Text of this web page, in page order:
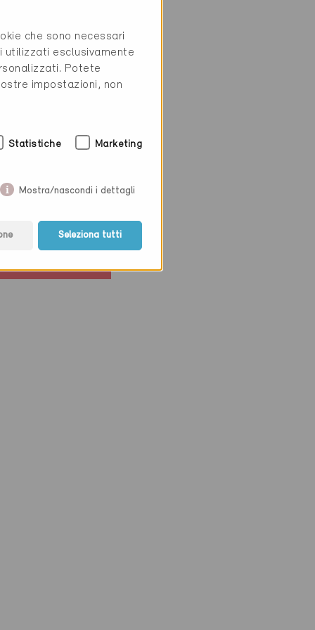
8304
sportivi /
MF
che sono necessari
utilizzati esclusivamente
Potete
impostazioni, non
Statistiche Marketing
Mostra/nascondi i dettagli
Seleziona tutti